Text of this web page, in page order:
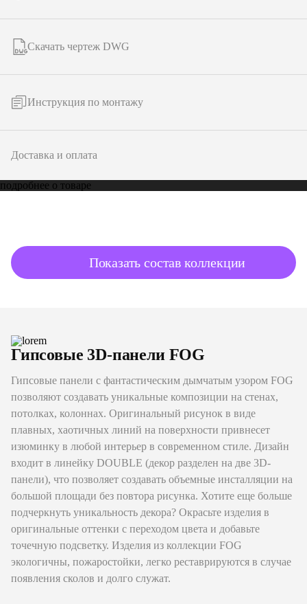
Скачать чертеж DWG
Инструкция по монтажу
Доставка и оплата
подробнее о товаре
Показать состав коллекции
Гипсовые 3D-панели FOG
Гипсовые панели с фантастическим дымчатым узором FOG
позволяют создавать уникальные композиции на стенах,
потолках, колоннах. Оригинальный рисунок в виде
плавных, хаотичных линий на поверхности привнесет
изюминку в любой интерьер в современном стиле. Дизайн
входит в линейку DOUBLE (декор разделен на две 3D-
панели), что позволяет создавать объемные инсталляции на
большой площади без повтора рисунка. Хотите еще больше
подчеркнуть уникальность декора? Окрасьте изделия в
оригинальные оттенки с переходом цвета и добавьте
точечную подсветку. Изделия из коллекции FOG
экологичны, пожаростойки, легко реставрируются в случае
появления сколов и долго служат.